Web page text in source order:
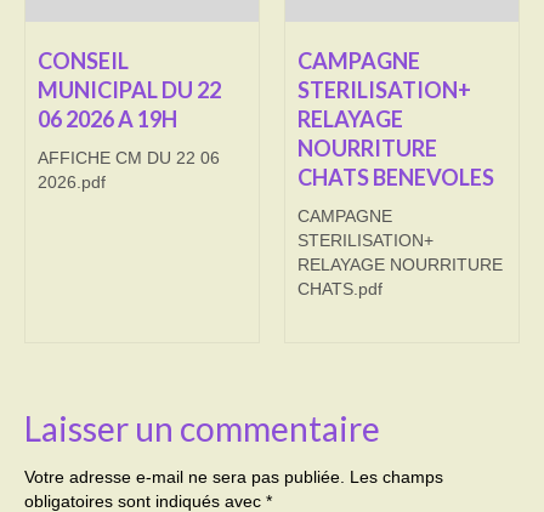
Transport
Cimetière
Culte
Correspondants de presse
LE BRULAGE DES VEGETAUX
CONSEIL
MUNICIPAL DU 22
06 2026 A 19H
AFFICHE CM DU 22 06
2026.pdf
CAMPAGNE
STERILISATION+
RELAYAGE
NOURRITURE
CHATS BENEVOLES
CAMPAGNE
STERILISATION+
RELAYAGE NOURRITURE
CHATS.pdf
Laisser un commentaire
Votre adresse e-mail ne sera pas publiée. Les champs
obligatoires sont indiqués avec *